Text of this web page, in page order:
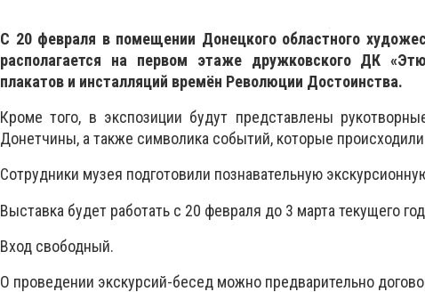
С 20 февраля в помещении Донецкого областного
располагается на первом этаже дружковского ДК
плакатов и инсталляций времён Революции Достоинства.
Кроме того, в экспозиции будут представлены
Донетчины, а также символика событий, которые
Сотрудники музея подготовили познавательную
Выставка будет работать с 20 февраля до 3 марта текущего
Вход свободный.
О проведении экскурсий-бесед можно предварительно